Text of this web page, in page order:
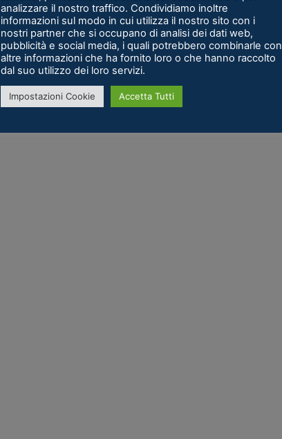
analizzare il nostro traffico. Condividiamo inoltre
informazioni sul modo in cui utilizza il nostro sito con i
nostri partner che si occupano di analisi dei dati web,
pubblicità e social media, i quali potrebbero combinarle con
altre informazioni che ha fornito loro o che hanno raccolto
dal suo utilizzo dei loro servizi.
Impostazioni Cookie Accetta Tutti